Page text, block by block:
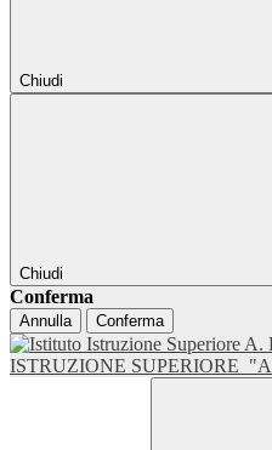
Chiudi
Chiudi
Conferma
Annulla Conferma
ISTRUZIONE SUPERIORE